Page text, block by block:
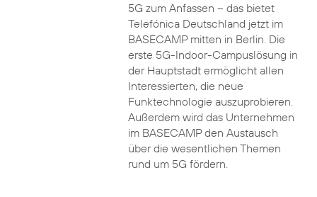
5G zum Anfassen – das bietet
Telefónica Deutschland jetzt im
BASECAMP mitten in Berlin. Die
erste 5G-Indoor-Campuslösung in
der Hauptstadt ermöglicht allen
Interessierten, die neue
Funktechnologie auszuprobieren.
Außerdem wird das Unternehmen
im BASECAMP den Austausch
über die wesentlichen Themen
rund um 5G fördern.